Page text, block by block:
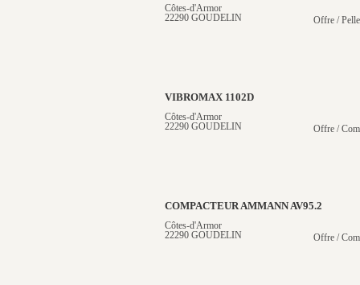
Côtes-d'Armor
22290 GOUDELIN
Offre /
VIBROMAX 1102D
Côtes-d'Armor
22290 GOUDELIN
Offre /
COMPACTEUR AMMANN AV95.2
Côtes-d'Armor
22290 GOUDELIN
Offre /